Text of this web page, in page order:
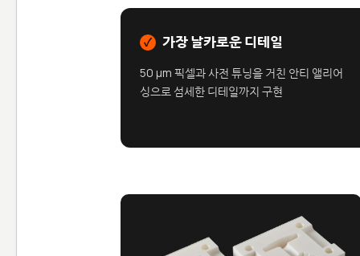
✓ 가장 날카로운 디테일
50 μm 픽셀과 사전 튜닝을 거친 안티 앨리어
싱으로 섬세한 디테일까지 구현